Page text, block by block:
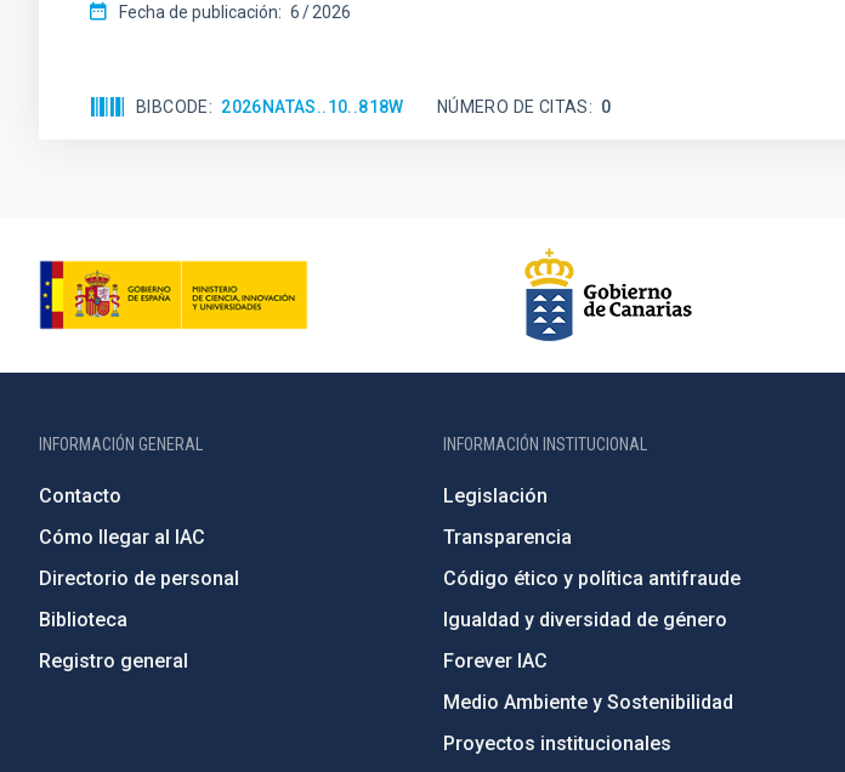
Fecha de publicación: 6 2026
BIBCODE 2026NATAS..10..818W NÚMERO DE CITAS 0
INFORMACIÓN GENERAL
Contacto
Cómo llegar al IAC
Directorio de personal
Biblioteca
Registro general
INFORMACIÓN INSTITUCIONAL
Legislación
Transparencia
Código ético y política antifraude
Igualdad y diversidad de género
Forever IAC
Medio Ambiente y Sostenibilidad
Proyectos institucionales